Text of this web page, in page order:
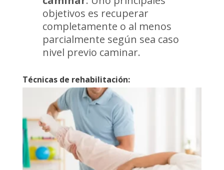
objetivos es recuperar
completamente o al menos
parcialmente según sea caso
nivel previo caminar.
Técnicas de rehabilitación: